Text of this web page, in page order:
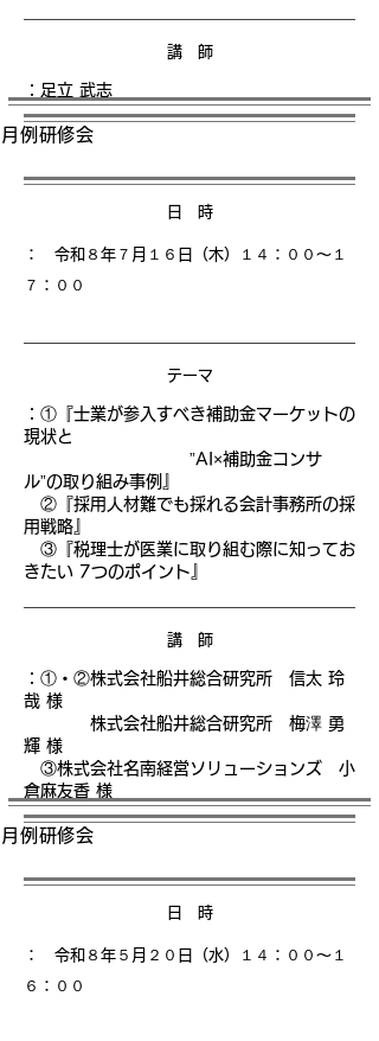
講 師
：足立 武志
月例研修会
日 時
： 令和８年７月１６日（木）１４
：００〜１
７：００
テーマ
： ①『士業が参入すべき補助金マーケットの
現状と
”AI×補助金コンサ
ル”の取り組み事例』
②『採用人材難でも採れる会計事務所の採
用戦略』
③『税理士が医業に取り組む際に知ってお
きたい 7つのポイント』
講 師
： ①・②株式会社船井総合研究所 信太 玲
哉 様
株式会社船井総合研究所 梅澤 勇
輝 様
③株式会社名南経営ソリューションズ 小
倉麻友香 様
月例研修会
日 時
： 令和８年５月２０日（水）１４
：００〜１
６：００